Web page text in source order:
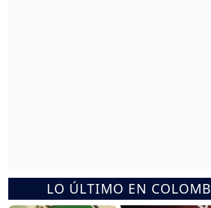
LO ÚLTIMO EN